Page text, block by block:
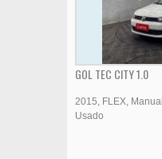
GOL TEC CITY 1.0
2015 FLEX Manual
Usado